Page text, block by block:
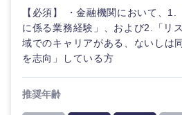
【必須】 ・金融機関において、
に係る業務経験」、および2.「リ
域でのキャリアがある、ないしは
を志向」している方
推奨年齢